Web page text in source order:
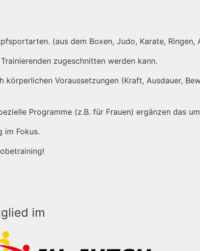
(aus dem Boxen, Judo, Karate, Ringen,
zugeschnitten werden kann.
Voraussetzungen (Kraft, Ausdauer,
Programme (z.B. für Frauen) ergänzen das
im Fokus.
im